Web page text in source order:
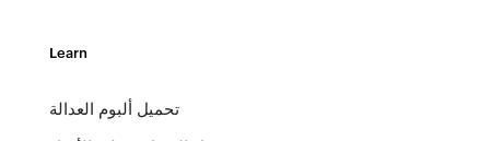
Learn
تحميل ألبوم العدالة